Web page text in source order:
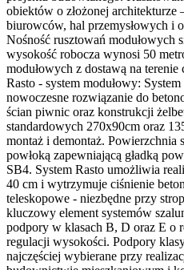
obiektów o złożonej
biurowców, hal przemysłowych i
Nośność rusztowań modułowych
wysokość robocza wynosi 50
modułowych z dostawą na terenie
Rasto - system modułowy:
nowoczesne rozwiązanie do
ścian piwnic oraz konstrukcji
standardowych 270x90cm oraz
montaż i demontaż. Powierzchnia
powłoką zapewniającą gładką
SB4. System Rasto umożliwia
40 cm i wytrzymuje ciśnienie
teleskopowe - niezbędne przy
kluczowy element systemów
podpory w klasach B, D oraz E o
regulacji wysokości. Podpory
najczęściej wybierane przy